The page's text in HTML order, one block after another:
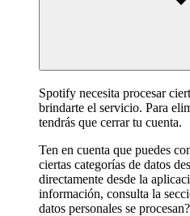
Spotify necesita procesar
brindarte el servicio. Para
tendrás que cerrar tu cuenta.
Ten en cuenta que puedes
ciertas categorías de datos
directamente desde la
información, consulta la
datos personales se procesan?